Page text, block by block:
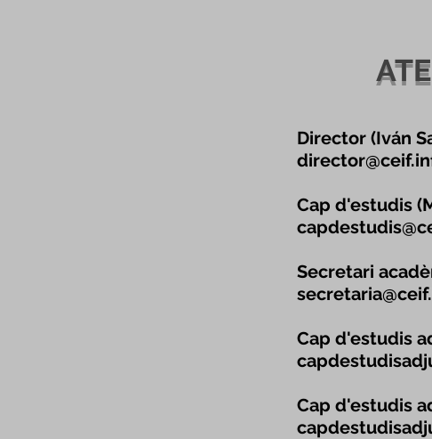
Director (Iván
Cap d'estudis
Secretari
Cap d'estudis
Cap d'estudis